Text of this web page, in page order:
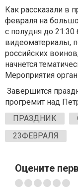
Как рассказали в
февраля на
с полудня до 21:30
видеоматериалы,
российских
начнется
Мероприятия
Завершится
прогремит над
ПРАЗДНИК
23ФЕВРАЛЯ
Оцените